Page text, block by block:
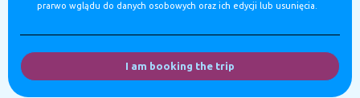
prarwo wglądu do danych osobowych oraz ich edycji lub usunięcia.
I am booking the trip